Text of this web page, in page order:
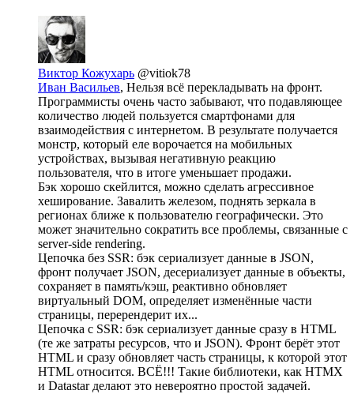
Виктор Кожухарь @vitiok78
Иван Васильев, Нельзя всё перекладывать на фронт.
Программисты очень часто забывают, что подавляющее
количество людей пользуется смартфонами для
взаимодействия с интернетом. В результате получается
монстр, который еле ворочается на мобильных
устройствах, вызывая негативную реакцию
пользователя, что в итоге уменьшает продажи.
Бэк хорошо скейлится, можно сделать агрессивное
хеширование. Завалить железом, поднять зеркала в
регионах ближе к пользователю географически. Это
может значительно сократить все проблемы, связанные с
server-side rendering.
Цепочка без SSR: бэк сериализует данные в JSON,
фронт получает JSON, десериализует данные в объекты,
сохраняет в память/кэш, реактивно обновляет
виртуальный DOM, определяет изменённые части
страницы, перерендерит их...
Цепочка с SSR: бэк сериализует данные сразу в HTML
(те же затраты ресурсов, что и JSON). Фронт берёт этот
HTML и сразу обновляет часть страницы, к которой этот
HTML относится. ВСЁ!!! Такие библиотеки, как HTMX
и Datastar делают это невероятно простой задачей.